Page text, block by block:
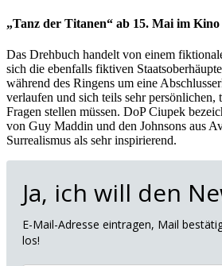
„Tanz der Titanen“ ab 15. Mai im Kino
Das Drehbuch handelt von einem
sich die ebenfalls fiktiven
während des Ringens um eine
verlaufen und sich teils sehr persönlichen,
Fragen stellen müssen. DoP Ciupek
von Guy Maddin und den Johnsons aus
Surrealismus als sehr inspirierend.
Ja, ich will den
E-Mail-Adresse eintragen, Mail
los!